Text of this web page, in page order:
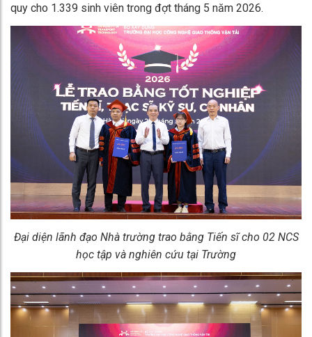
quy cho 1.339 sinh viên trong đợt tháng 5 năm 2026.
Đại diện lãnh đạo Nhà trường trao bằng Tiến sĩ cho 02 NCS
học tập và nghiên cứu tại Trường